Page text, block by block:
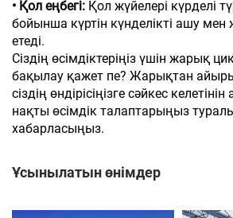
• Қол еңбегі: Қол жүйелері күрделі
бойынша күртін күнделікті ашу
етеді.
Сіздің өсімдіктеріңіз үшін жарық
бақылау қажет пе? Жарықтан
сіздің өндірісіңізге сәйкес
нақты өсімдік талаптарыңыз
хабарласыңыз.
Ұсынылатын өнімдер